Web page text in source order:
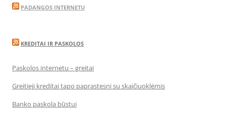
PADANGOS INTERNETU
KREDITAI IR PASKOLOS
Paskolos internetu – greitai
Greitieji kreditai tapo paprastesni su skaičiuoklėmis
Banko paskola būstui